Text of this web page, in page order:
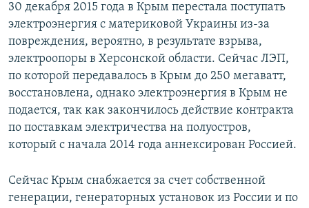
30 декабря 2015 года в Крым перестала поступать
электроэнергия с материковой Украины из-за
повреждения, вероятно, в результате взрыва,
электроопоры в Херсонской области. Сейчас ЛЭП,
по которой передавалось в Крым до 250 мегаватт,
восстановлена, однако электроэнергия в Крым не
подается, так как закончилось действие контракта
по поставкам электричества на полуостров,
который с начала 2014 года аннексирован Россией.
Сейчас Крым снабжается за счет собственной
генерации, генераторных установок из России и по